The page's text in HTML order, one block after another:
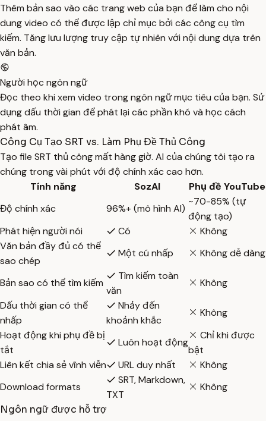
Thêm bản sao vào các trang web của bạn để làm cho nội
dung video có thể được lập chỉ mục bởi các công cụ tìm
kiếm. Tăng lưu lượng truy cập tự nhiên với nội dung dựa trên
văn bản.
Người học ngôn ngữ
Đọc theo khi xem video trong ngôn ngữ mục tiêu của bạn. Sử
dụng dấu thời gian để phát lại các phần khó và học cách
phát âm.
Công Cụ Tạo SRT vs. Làm Phụ Đề Thủ Công
Tạo file SRT thủ công mất hàng giờ. AI của chúng tôi tạo ra
chúng trong vài phút với độ chính xác cao hơn.
Tính năng
SozAI
Phụ đề YouTube
Độ chính xác
96%+ (mô hình AI)
~70-85% (tự
động tạo)
Phát hiện người nói
Có
Không
Văn bản đầy đủ có thể
sao chép
Một cú nhấp Không dễ dàng
Bản sao có thể tìm kiếm
Tìm kiếm toàn
văn
Không
Dấu thời gian có thể
nhấp
Nhảy đến
khoảnh khắc
Không
Hoạt động khi phụ đề bị
tắt
Luôn hoạt động
Chỉ khi được
bật
Liên kết chia sẻ vĩnh viễn
URL duy nhất
Không
Download formats
SRT, Markdown,
TXT
Không
Ngôn ngữ được hỗ trợ